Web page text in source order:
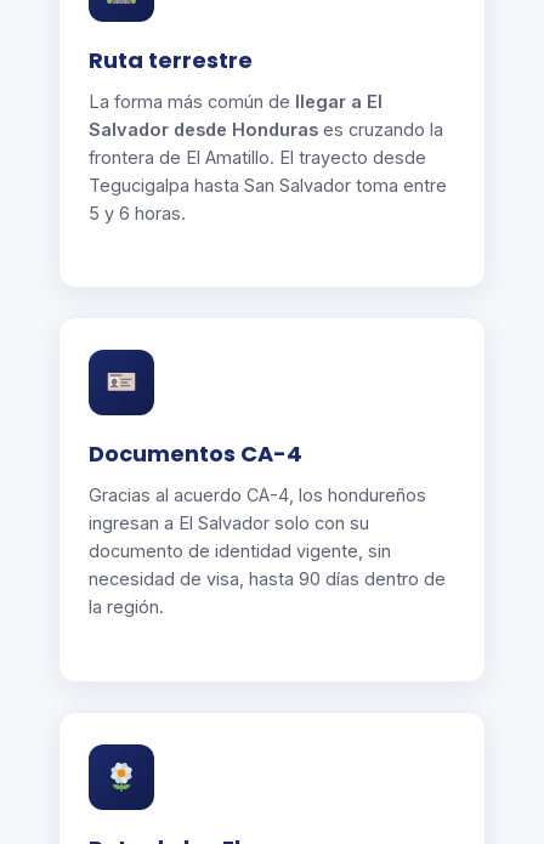
Ruta terrestre
La forma más común de llegar a El
Salvador desde Honduras es cruzando la
frontera de El Amatillo. El trayecto desde
Tegucigalpa hasta San Salvador toma entre
5 y 6 horas.
Documentos CA-4
Gracias al acuerdo CA-4, los hondureños
ingresan a El Salvador solo con su
documento de identidad vigente, sin
necesidad de visa, hasta 90 días dentro de
la región.